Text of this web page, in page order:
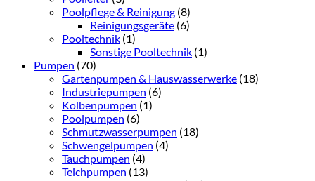
Poolpflege & Reinigung (8)
Reinigungsgeräte (6)
Pooltechnik (1)
Sonstige Pooltechnik (1)
Pumpen (70)
Gartenpumpen & Hauswasserwerke (18)
Industriepumpen (6)
Kolbenpumpen (1)
Poolpumpen (6)
Schmutzwasserpumpen (18)
Schwengelpumpen (4)
Tauchpumpen (4)
Teichpumpen (13)